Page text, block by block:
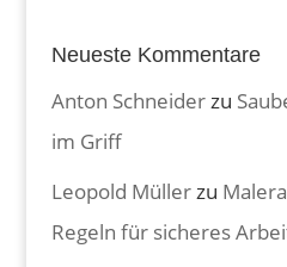
Neueste Kommentare
Anton Schneiderzu
im Griff
Leopold Müllerzu
Regeln für sicheres